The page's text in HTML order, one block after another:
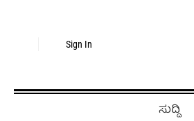
Sign In
ಸುದ್ದಿ